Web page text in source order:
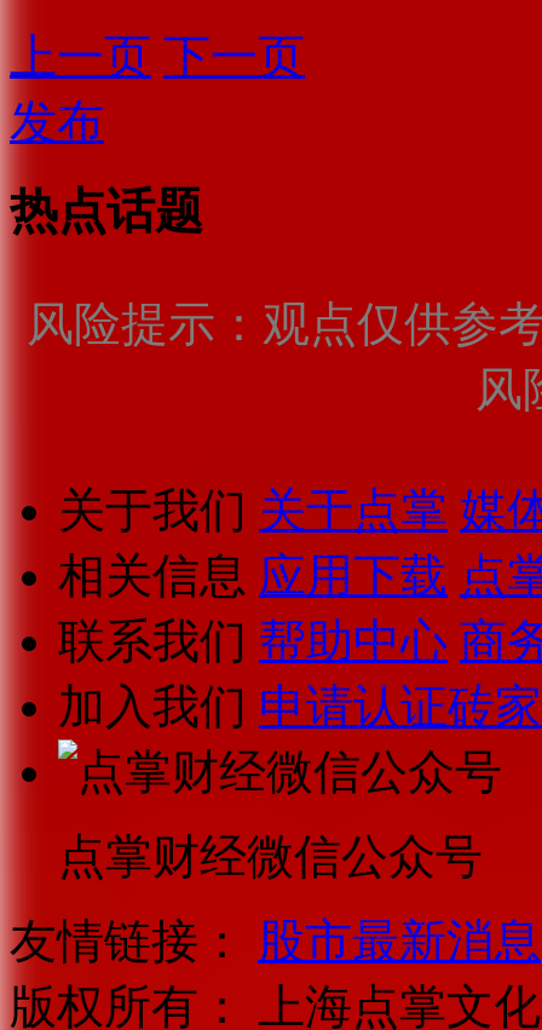
上一页 下一页
发布
热点话题
风险提示：观点仅供参
风
关于我们 关于点掌 媒
相关信息 应用下载 点
联系我们 帮助中心 商
加入我们 申请认证砖家
点掌财经微信公众号
友情链接：
股市最新消息
版权所有：
上海点掌文